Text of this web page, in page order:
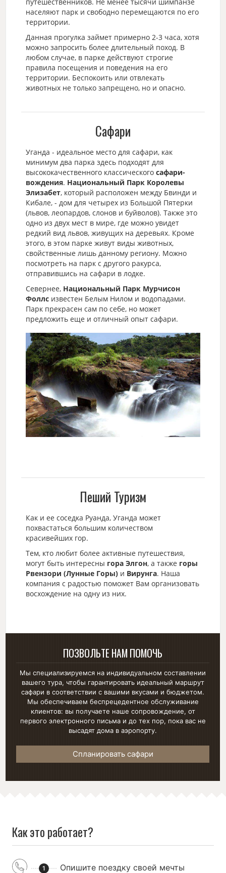
населяют парк и свободно перемещаются по его
территории.
Данная прогулка займет примерно 2-3 часа, хотя
можно запросить более длительный поход. В
любом случае, в парке действуют строгие
правила посещения и поведения на его
территории. Беспокоить или отвлекать
животных не только запрещено, но и опасно.
Сафари
Уганда - идеальное место для сафари, как
минимум два парка здесь подходят для
высококачественного классическогосафари-
вождения. Национальный Парк Королевы
Элизабет, который расположен между Бвинди и
Кибале, - дом для четырех из Большой Пятерки
(львов, леопардов, слонов и буйволов). Также это
одно из двух мест в мире, где можно увидет
редкий вид львов, живущих на деревьях. Кроме
этого, в этом парке живут виды животных,
свойственные лишь данному региону. Можно
посмотреть на парк с другого ракурса,
отправившись на сафари в лодке.
Севернее, Национальный Парк Мурчисон
Фоллс известен Белым Нилом и водопадами.
Парк прекрасен сам по себе, но может
предложить еще и отличный опыт сафари.
Пеший Туризм
Как и ее соседка Руанда, Уганда может
похвастаться большим количеством
красивейших гор.
Тем, кто любит более активные путешествия,
могут быть интересны гора Элгон, а также горы
Рвензори (Лунные Горы) и Вирунга. Наша
компания с радостью поможет Вам организовать
восхождение на одну из них.
ПОЗВОЛЬТЕ НАМ ПОМОЧЬ
Мы специализируемся на индивидуальном составлении
вашего тура, чтобы гарантировать идеальный маршрут
сафари в соответствии с вашими вкусами и бюджетом.
Мы обеспечиваем беспрецедентное обслуживание
клиентов: вы получаете наше сопровождение, от
первого электронного письма и до тех пор, пока вас не
высадят дома в аэропорту.
Спланировать сафари
Как это работает?
1 Опишите поездку своей мечты